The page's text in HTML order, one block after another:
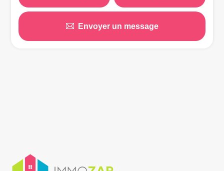
Envoyer un message